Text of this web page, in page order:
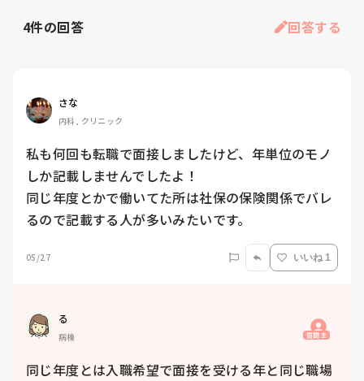
4件の回答 回答する
さな
内科, クリニック
私も何回も転職で面接しましたけど、年単位のモノ
しか記載しませんでしたよ！
同じ年度とかで働いてた所は社保の保険関係でバレ
るので記載する人が多いみたいです。
05/27 いいね 1
る
病棟 質問主
同じ年度とは入職希望で面接を受ける年と同じ職場